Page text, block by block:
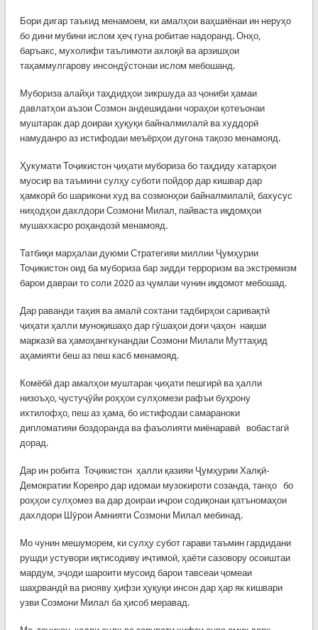
Бори дигар таъкид менамоем, ки амалҳои ваҳшиёнаи ин неруҳо
бо дини мубини ислом ҳеҷ гуна робитае надоранд. Онҳо,
баръакс, мухолифи таълимоти ахлоқӣ ва арзишҳои
таҳаммулгарову инсондӯстонаи ислом мебошанд.
Мубориза алайҳи таҳдидҳои зикршуда аз ҷониби ҳамаи
давлатҳои аъзои Созмон андешидани чораҳои қотеъонаи
муштарак дар доираи ҳуқуқи байналмилалӣ ва худдорӣ
намуданро аз истифодаи меъёрҳои дугона тақозо менамояд.
Ҳукумати Тоҷикистон ҷиҳати мубориза бо таҳдиду хатарҳои
муосир ва таъмини сулҳу суботи пойдор дар кишвар дар
ҳамкорӣ бо шарикони худ ва созмонҳои байналмилалӣ, бахусус
ниҳодҳои дахлдори Созмони Милал, пайваста иқдомҳои
мушаххасро роҳандозӣ менамояд.
Татбиқи марҳалаи дуюми Стратегияи миллии Ҷумҳурии
Тоҷикистон оид ба мубориза бар зидди терроризм ва экстремизм
барои давраи то соли 2020 аз ҷумлаи чунин иқдомот мебошад.
Дар раванди таҳия ва амалӣ сохтани тадбирҳои саривақтӣ
ҷиҳати ҳалли муноқишаҳо дар гӯшаҳои доғи ҷаҳон нақши
марказӣ ва ҳамоҳангкунандаи Созмони Милали Муттаҳид
аҳамияти беш аз пеш касб менамояд.
Комёбӣ дар амалҳои муштарак ҷиҳати пешгирӣ ва ҳалли
низоъҳо, ҷустуҷӯйи роҳҳои сулҳомези рафъи буҳрону
ихтилофҳо, пеш аз ҳама, бо истифодаи самараноки
дипломатияи боздоранда ва фаъолияти миёнаравӣ вобастагӣ
дорад.
Дар ин робита Тоҷикистон ҳалли қазияи Ҷумҳурии Халқӣ-
Демократии Кореяро дар идомаи музокироти созанда, танҳо бо
роҳҳои сулҳомез ва дар доираи иҷрои содиқонаи қатъномаҳои
дахлдори Шӯрои Амнияти Созмони Милал мебинад.
Мо чунин мешуморем, ки сулҳу субот гарави таъмин гардидани
рушди устувори иқтисодиву иҷтимоӣ, ҳаёти сазовору осоиштаи
мардум, эҷоди шароити мусоид барои тавсеаи ҷомеаи
шаҳрвандӣ ва риояву ҳифзи ҳуқуқи инсон дар ҳар як кишвари
узви Созмони Милал ба ҳисоб меравад.